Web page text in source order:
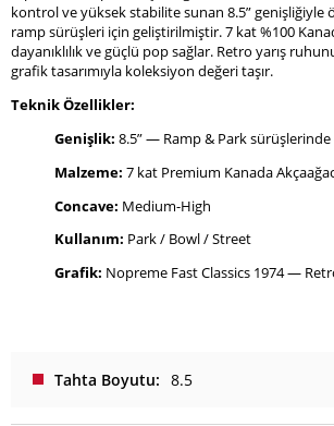
kontrol ve yüksek stabilite sunan 8.5” genişliğiyle
ramp sürüşleri için geliştirilmiştir. 7 kat %100
dayanıklılık ve güçlü pop sağlar. Retro yarış
grafik tasarımıyla koleksiyon değeri taşır.
Teknik Özellikler:
Genişlik: 8.5” — Ramp & Park
Malzeme: 7 kat Premium Kanada
Concave: Medium-High
Kullanım: Park / Bowl / Street
Grafik: Nopreme Fast Classics 1974 —
Tahta Boyutu 8.5